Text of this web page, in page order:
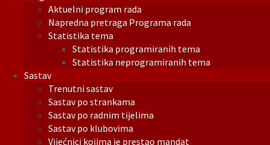
Aktuelni program rada
Napredna pretraga Programa rada
Statistika tema
Statistika programiranih tema
Statistika neprogramiranih tema
Sastav
Trenutni sastav
Sastav po strankama
Sastav po radnim tijelima
Sastav po klubovima
Vijećnici kojima je prestao mandat